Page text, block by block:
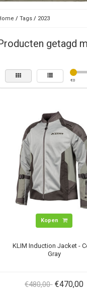
/ Tags/ 2023
getagd
€0
Kopen
KLIM Induction Jacket -
Gray
€480,00 €470,00